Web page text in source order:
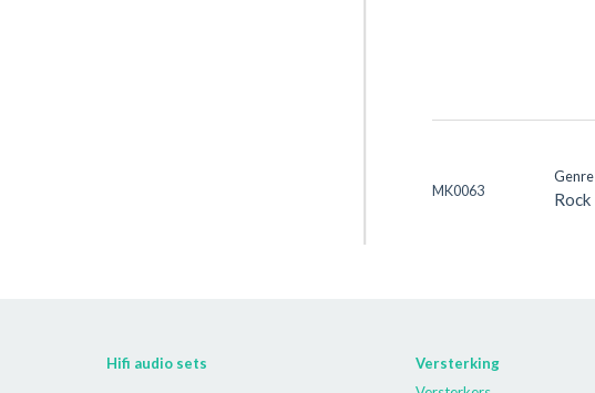
MK0063
Genre
Rock
Hifi audio sets
Versterking